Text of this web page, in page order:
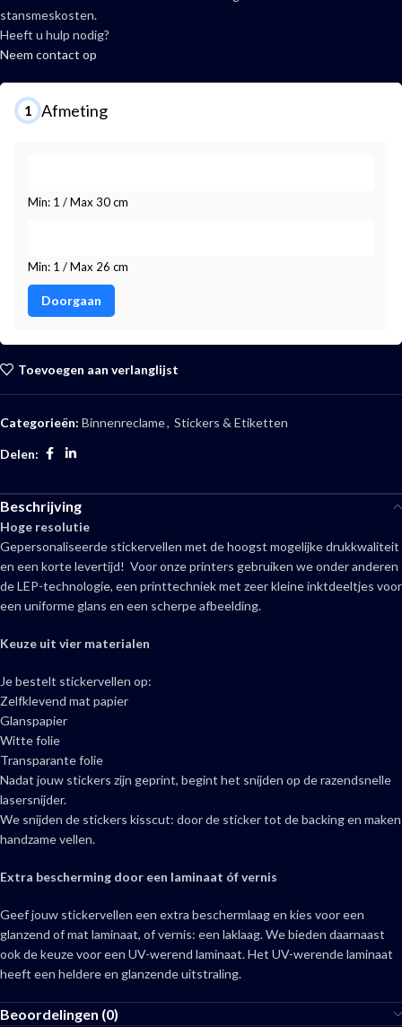
stansmeskosten.
Heeft u hulp nodig?
Neem contact op
1 Afmeting
Min: 1 / Max 30 cm
Min: 1 / Max 26 cm
Doorgaan
Toevoegen aan verlanglijst
Categorieën: Binnenreclame, Stickers & Etiketten
Delen:
Beschrijving
Hoge resolutie
Gepersonaliseerde stickervellen met de hoogst mogelijke drukkwaliteit
en een korte levertijd! Voor onze printers gebruiken we onder anderen
de LEP-technologie, een printtechniek met zeer kleine inktdeeltjes voor
een uniforme glans en een scherpe afbeelding.
Keuze uit vier materialen
Je bestelt stickervellen op:
Zelfklevend mat papier
Glanspapier
Witte folie
Transparante folie
Nadat jouw stickers zijn geprint, begint het snijden op de razendsnelle
lasersnijder.
We snijden de stickers kisscut: door de sticker tot de backing en maken
handzame vellen.
Extra bescherming door een laminaat óf vernis
Geef jouw stickervellen een extra beschermlaag en kies voor een
glanzend of mat laminaat, of vernis: een laklaag. We bieden daarnaast
ook de keuze voor een UV-werend laminaat. Het UV-werende laminaat
heeft een heldere en glanzende uitstraling.
Beoordelingen (0)